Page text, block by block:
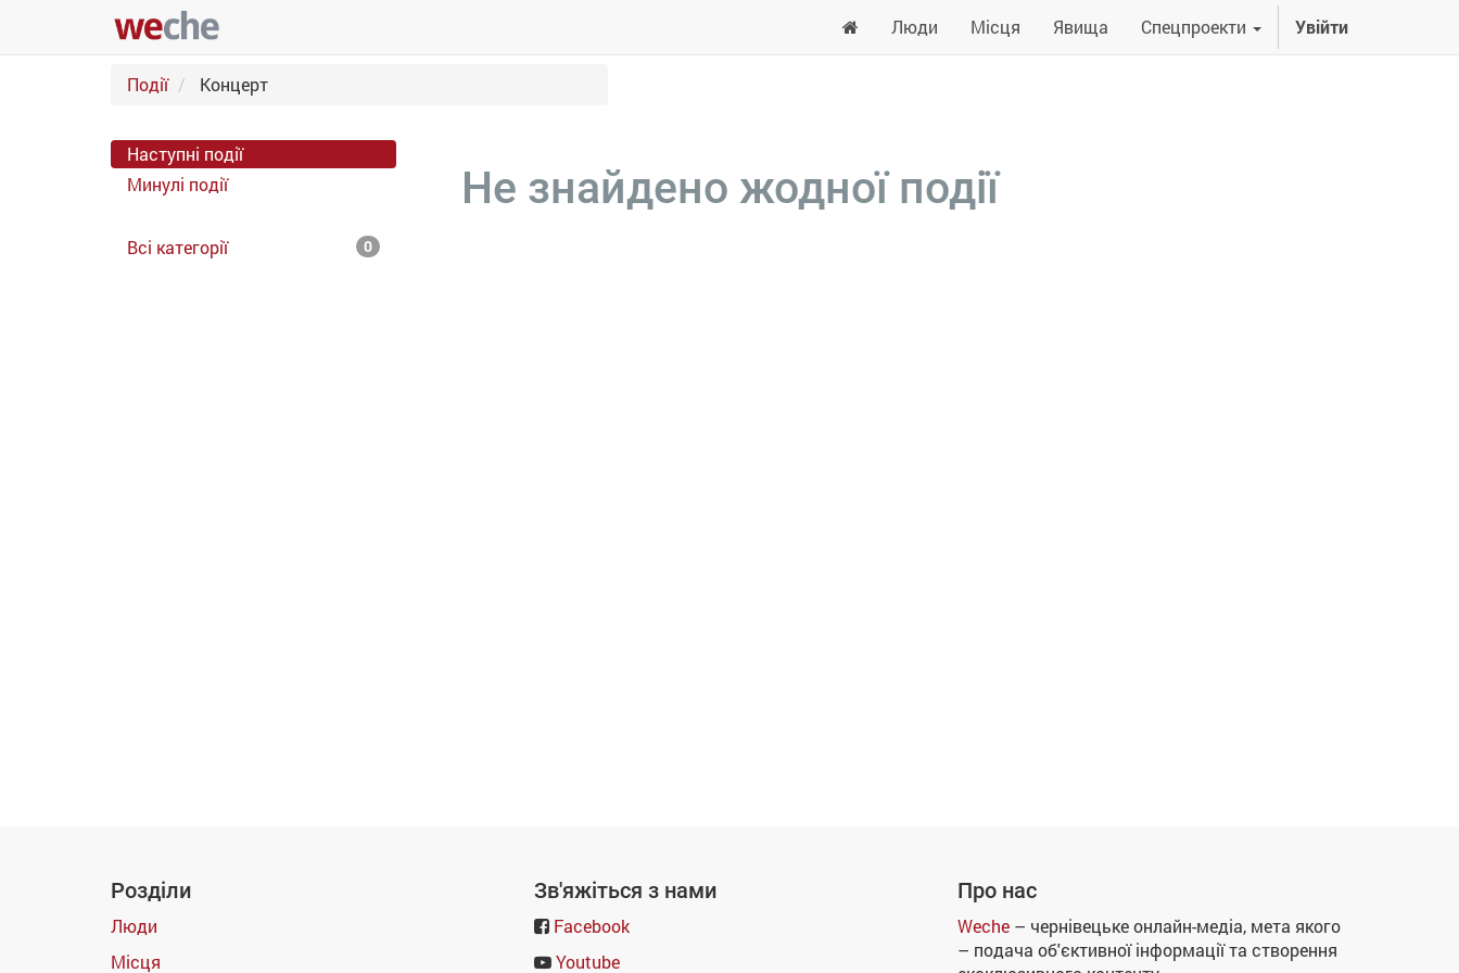
Люди Місця Явища Спецпроекти Увійти
Події Концерт
Наступні події
Минулі події
Всі категорії 0
Не знайдено жодної події
Розділи
Люди
Місця
Зв'яжіться з нами
Facebook
Youtube
Про нас
Weche – чернівецьке онлайн-медіа, мета якого
– подача об'єктивної інформації та створення